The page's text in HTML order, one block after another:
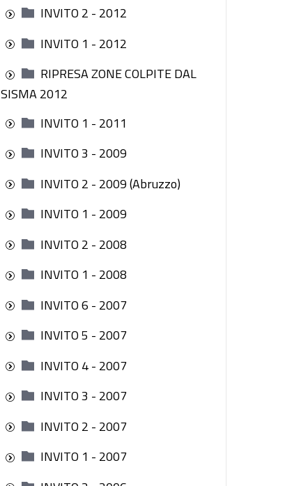
INVITO 2 - 2012
INVITO 1 - 2012
RIPRESA ZONE COLPITE DAL
SISMA 2012
INVITO 1 - 2011
INVITO 3 - 2009
INVITO 2 - 2009 (Abruzzo)
INVITO 1 - 2009
INVITO 2 - 2008
INVITO 1 - 2008
INVITO 6 - 2007
INVITO 5 - 2007
INVITO 4 - 2007
INVITO 3 - 2007
INVITO 2 - 2007
INVITO 1 - 2007